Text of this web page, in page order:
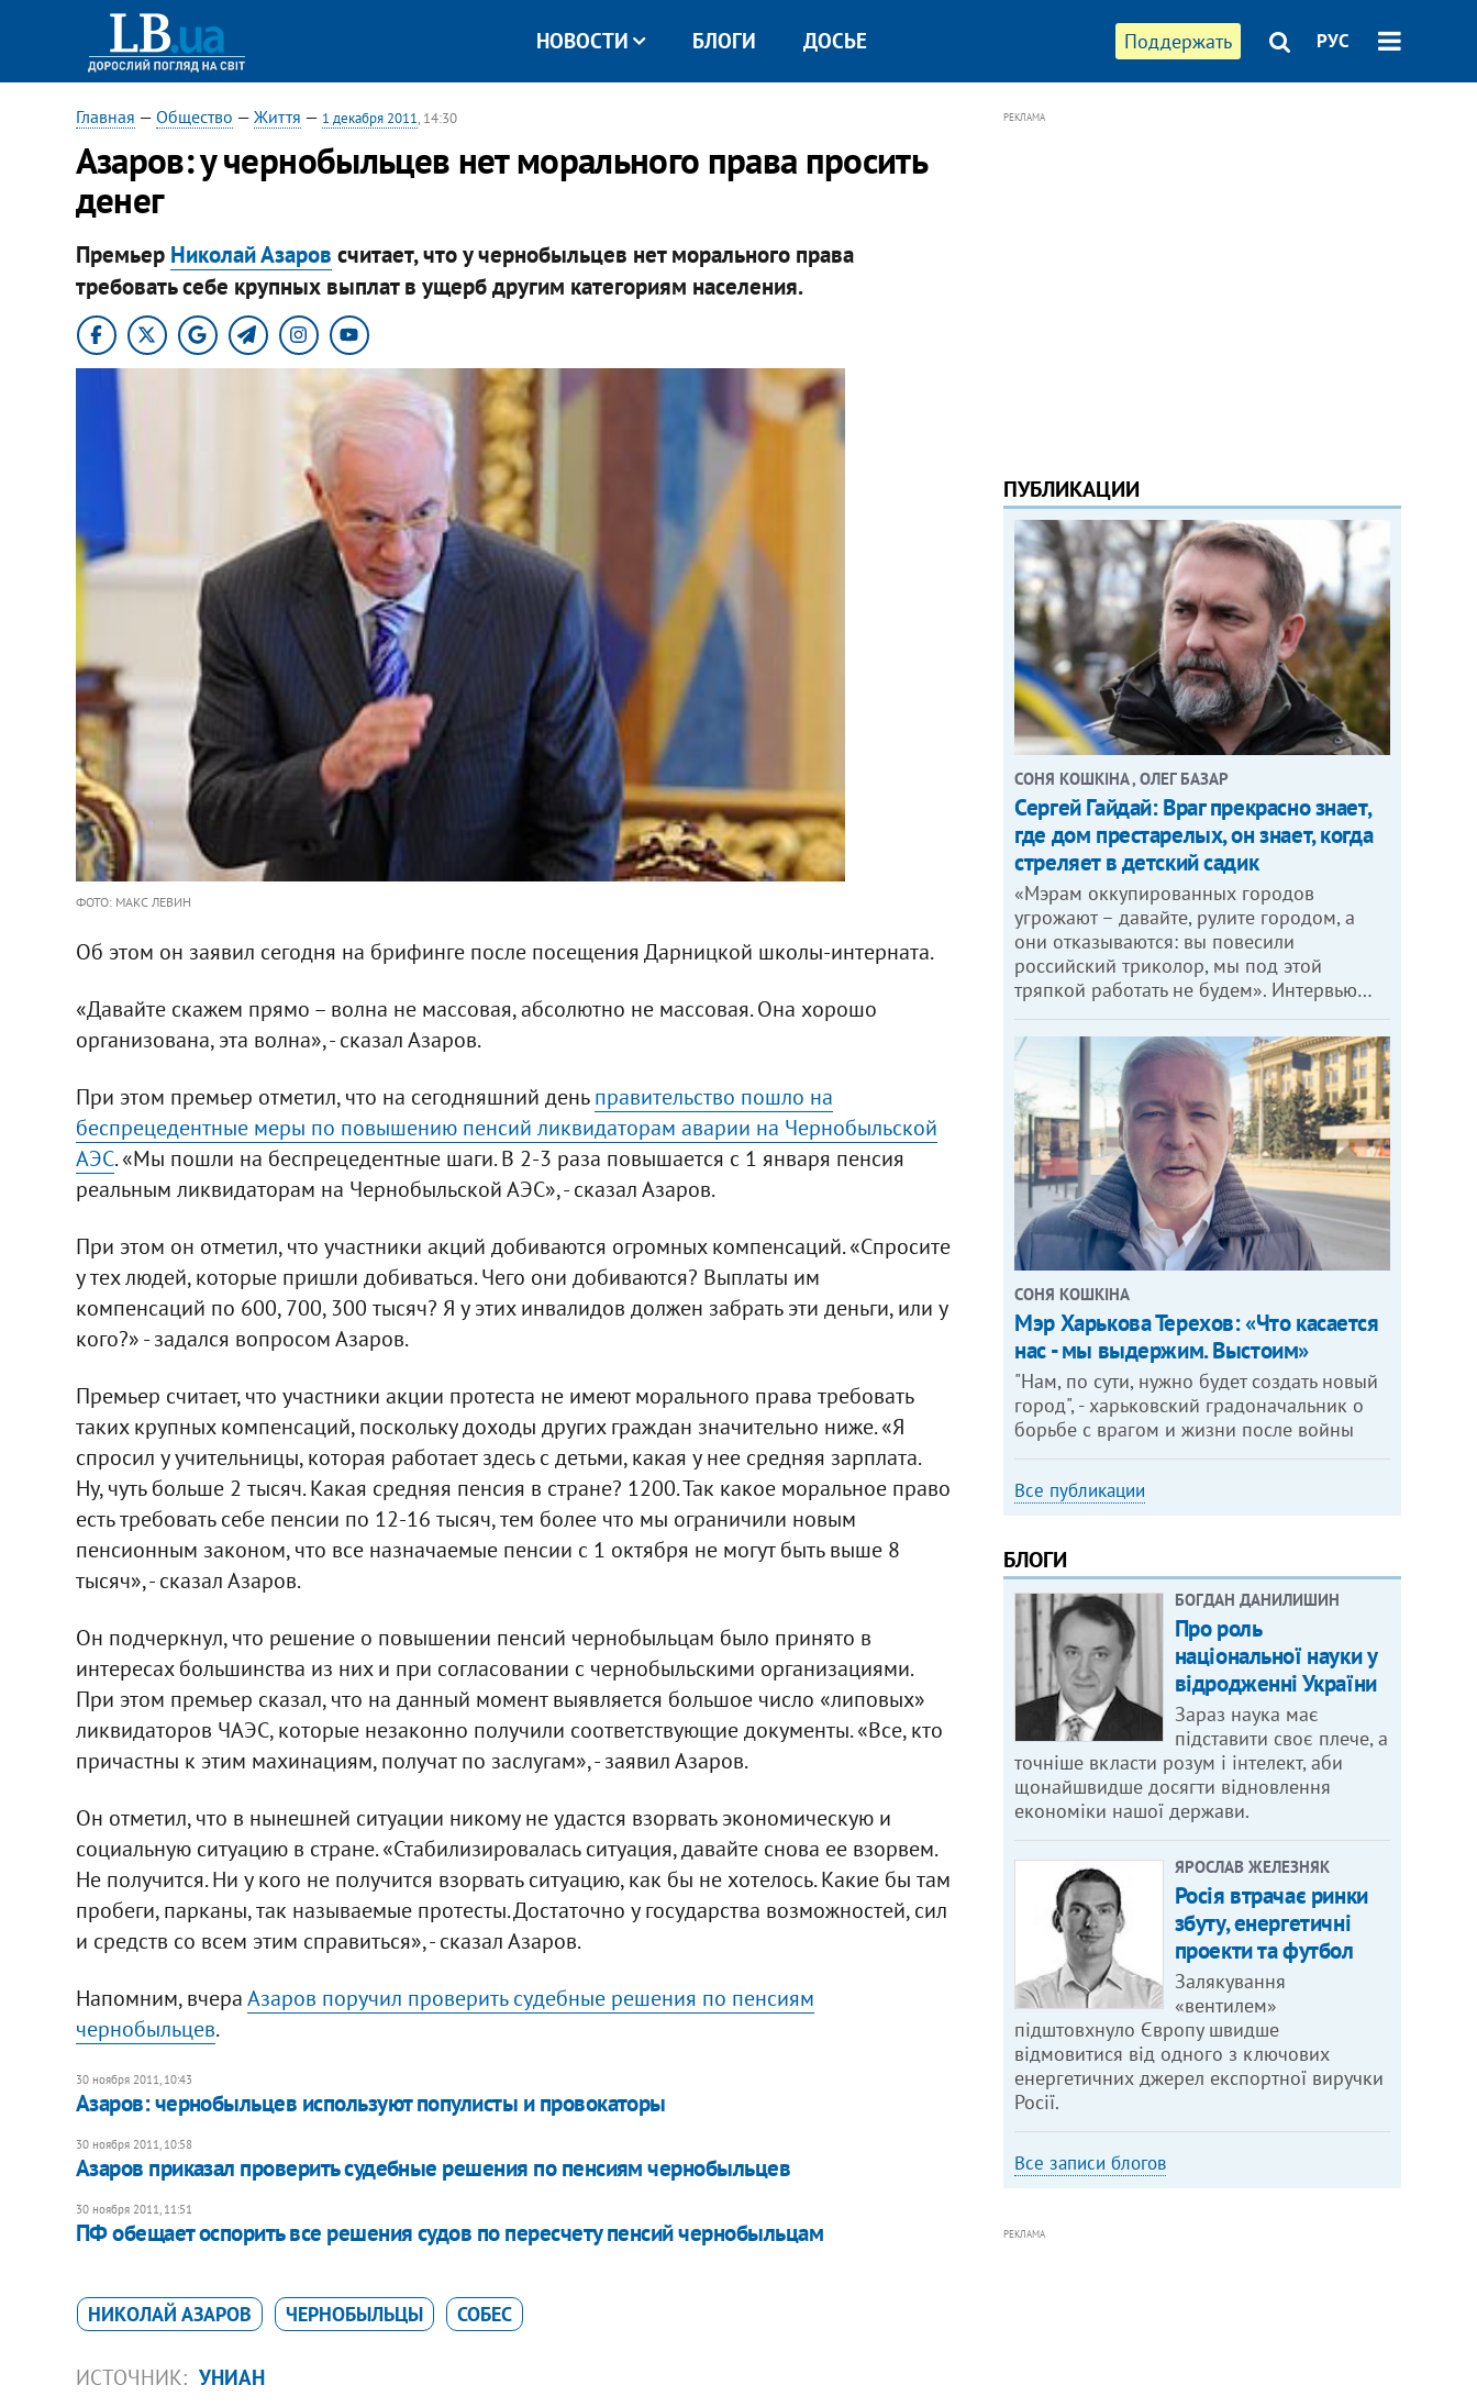
Поддержать РУС
НОВОСТИ БЛОГИ ДОСЬЕ
Главная — Общество — Життя — 1 декабря 2011, 14:30
Азаров: у чернобыльцев нет морального права просить
денег
Премьер Николай Азаров считает, что у чернобыльцев нет морального права
требовать себе крупных выплат в ущерб другим категориям населения.
ФОТО: МАКС ЛЕВИН
Об этом он заявил сегодня на брифинге после посещения Дарницкой школы-интерната.
«Давайте скажем прямо – волна не массовая, абсолютно не массовая. Она хорошо
организована, эта волна», - сказал Азаров.
При этом премьер отметил, что на сегодняшний деньправительство пошло на
беспрецедентные меры по повышению пенсий ликвидаторам аварии на Чернобыльской
АЭС. «Мы пошли на беспрецедентные шаги. В 2-3 раза повышается с 1 января пенсия
реальным ликвидаторам на Чернобыльской АЭС», - сказал Азаров.
При этом он отметил, что участники акций добиваются огромных компенсаций. «Спросите
у тех людей, которые пришли добиваться. Чего они добиваются? Выплаты им
компенсаций по 600, 700, 300 тысяч? Я у этих инвалидов должен забрать эти деньги, или у
кого?» - задался вопросом Азаров.
Премьер считает, что участники акции протеста не имеют морального права требовать
таких крупных компенсаций, поскольку доходы других граждан значительно ниже. «Я
спросил у учительницы, которая работает здесь с детьми, какая у нее средняя зарплата.
Ну, чуть больше 2 тысяч. Какая средняя пенсия в стране? 1200. Так какое моральное право
есть требовать себе пенсии по 12-16 тысяч, тем более что мы ограничили новым
пенсионным законом, что все назначаемые пенсии с 1 октября не могут быть выше 8
тысяч», - сказал Азаров.
Он подчеркнул, что решение о повышении пенсий чернобыльцам было принято в
интересах большинства из них и при согласовании с чернобыльскими организациями.
При этом премьер сказал, что на данный момент выявляется большое число «липовых»
ликвидаторов ЧАЭС, которые незаконно получили соответствующие документы. «Все, кто
причастны к этим махинациям, получат по заслугам», - заявил Азаров.
Он отметил, что в нынешней ситуации никому не удастся взорвать экономическую и
социальную ситуацию в стране. «Стабилизировалась ситуация, давайте снова ее взорвем.
Не получится. Ни у кого не получится взорвать ситуацию, как бы не хотелось. Какие бы там
пробеги, парканы, так называемые протесты. Достаточно у государства возможностей, сил
и средств со всем этим справиться», - сказал Азаров.
Напомним, вчераАзаров поручил проверить судебные решения по пенсиям
чернобыльцев.
30 ноября 2011, 10:43
Азаров: чернобыльцев используют популисты и провокаторы
30 ноября 2011, 10:58
Азаров приказал проверить судебные решения по пенсиям чернобыльцев
30 ноября 2011, 11:51
ПФ обещает оспорить все решения судов по пересчету пенсий чернобыльцам
НИКОЛАЙ АЗАРОВ ЧЕРНОБЫЛЬЦЫ СОБЕС
ИСТОЧНИК: УНИАН
РЕКЛАМА
ПУБЛИКАЦИИ
СОНЯ КОШКІНА , ОЛЕГ БАЗАР
Сергей Гайдай: Враг прекрасно знает,
где дом престарелых, он знает, когда
стреляет в детский садик
«Мэрам оккупированных городов
угрожают – давайте, рулите городом, а
они отказываются: вы повесили
российский триколор, мы под этой
тряпкой работать не будем». Интервью…
СОНЯ КОШКІНА
Мэр Харькова Терехов: «Что касается
нас - мы выдержим. Выстоим»
"Нам, по сути, нужно будет создать новый
город", - харьковский градоначальник о
борьбе с врагом и жизни после войны
Все публикации
БЛОГИ
БОГДАН ДАНИЛИШИН
Про роль
національної науки у
відродженні України
Зараз наука має
підставити своє плече, а
точніше вкласти розум і інтелект, аби
щонайшвидше досягти відновлення
економіки нашої держави.
ЯРОСЛАВ ЖЕЛЕЗНЯК
Росія втрачає ринки
збуту, енергетичні
проекти та футбол
Залякування
«вентилем»
підштовхнуло Європу швидше
відмовитися від одного з ключових
енергетичних джерел експортної виручки
Росії.
Все записи блогов
РЕКЛАМА